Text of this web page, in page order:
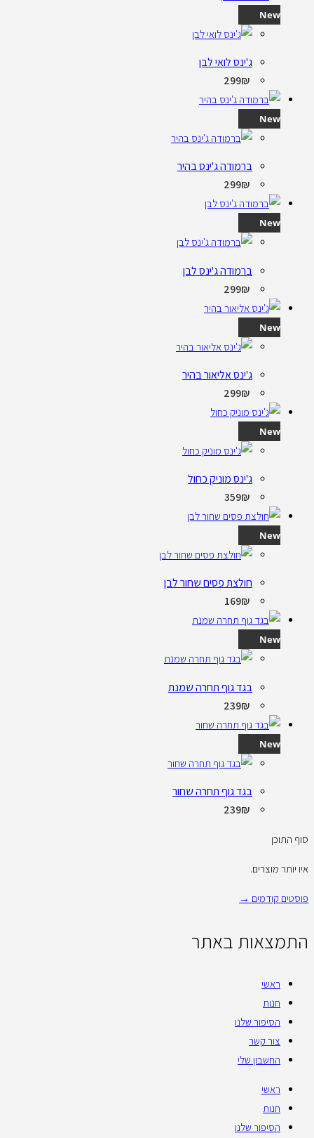
New
ג'ינס לואי לבן
299₪
New
ברמודה ג'ינס בהיר
299₪
New
ברמודה ג'ינס לבן
299₪
New
ג'ינס אליאור בהיר
299₪
New
ג'ינס מוניק כחול
359₪
New
חולצת פסים שחור לבן
169₪
New
בגד גוף תחרה שמנת
239₪
New
בגד גוף תחרה שחור
239₪
סוף התוכן
איו יותר מוצרים.
פוסטים קודמים →
התמצאות באתר
ראשי
חנות
הסיפור שלנו
צור קשר
החשבון שלי
ראשי
חנות
הסיפור שלנו